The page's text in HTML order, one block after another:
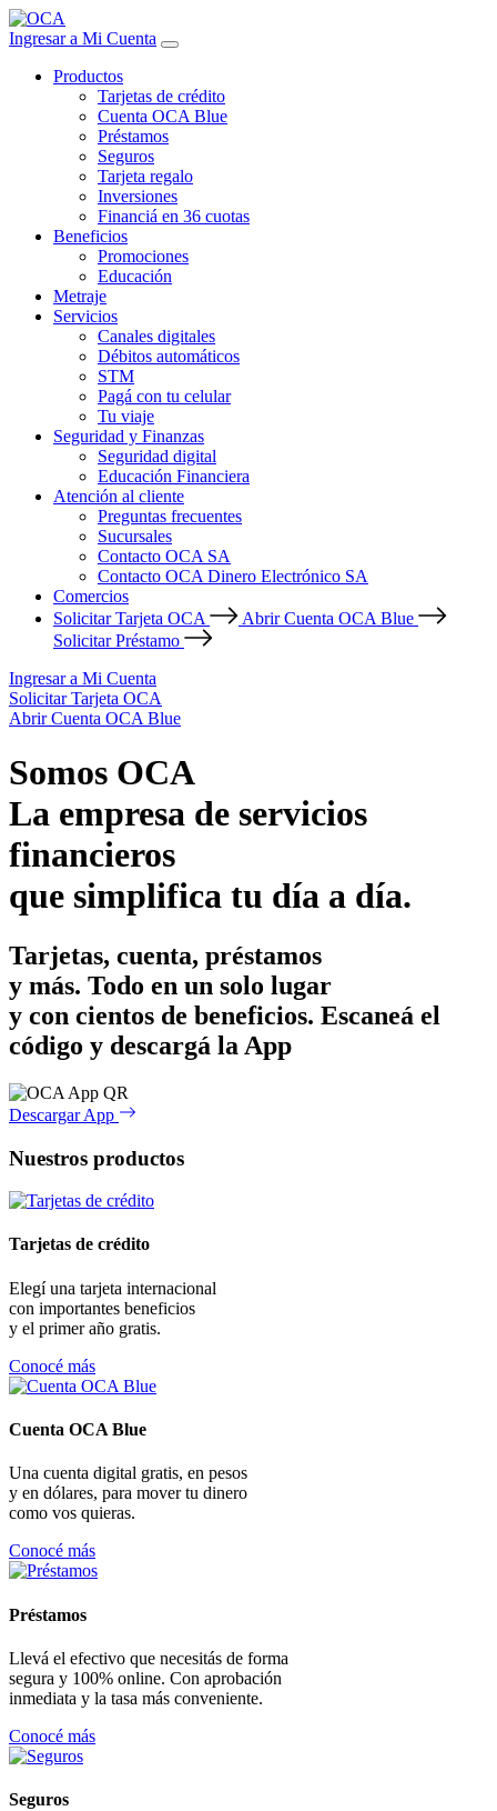
Ingresar a Mi Cuenta
Productos
Tarjetas de crédito
Cuenta OCA Blue
Préstamos
Seguros
Tarjeta regalo
Inversiones
Financiá en 36 cuotas
Beneficios
Promociones
Educación
Metraje
Servicios
Canales digitales
Débitos automáticos
STM
Pagá con tu celular
Tu viaje
Seguridad y Finanzas
Seguridad digital
Educación Financiera
Atención al cliente
Preguntas frecuentes
Sucursales
Contacto OCA SA
Contacto OCA Dinero Electrónico SA
Comercios
Solicitar Tarjeta OCA
Abrir Cuenta OCA Blue
Solicitar Préstamo
Ingresar a Mi Cuenta
Solicitar Tarjeta OCA
Abrir Cuenta OCA Blue
Somos OCA
La empresa de servicios
financieros
que simplifica tu día a día.
Tarjetas, cuenta, préstamos
y más. Todo en un solo lugar
y con cientos de beneficios. Escaneá el
código y descargá la App
Descargar App
Nuestros productos
Tarjetas de crédito
Elegí una tarjeta internacional
con importantes beneficios
y el primer año gratis.
Conocé más
Cuenta OCA Blue
Una cuenta digital gratis, en pesos
y en dólares, para mover tu dinero
como vos quieras.
Conocé más
Préstamos
Llevá el efectivo que necesitás de forma
segura y 100% online. Con aprobación
inmediata y la tasa más conveniente.
Conocé más
Seguros